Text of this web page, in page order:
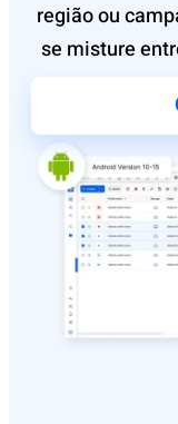
região ou
se misture